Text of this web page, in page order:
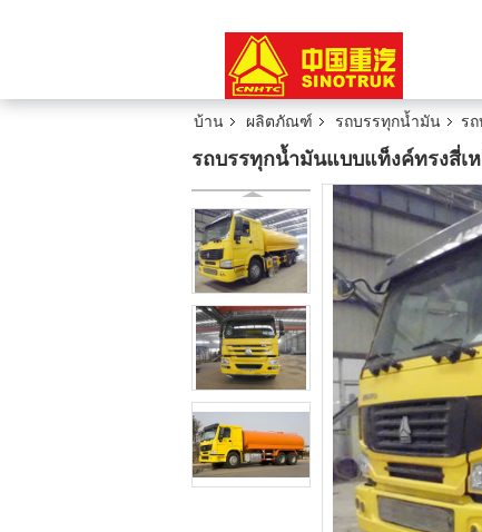
บ้าน ผลิตภัณฑ์ รถบรรทุกน้ำมัน ร
รถบรรทุกน้ำมันแบบแท็งค์ทรงสี่เ